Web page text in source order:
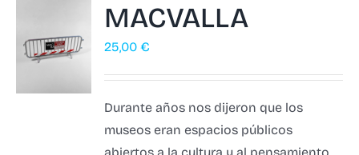
MACVALLA
25,00€
Durante años nos dijeron que los
museos eran espacios públicos